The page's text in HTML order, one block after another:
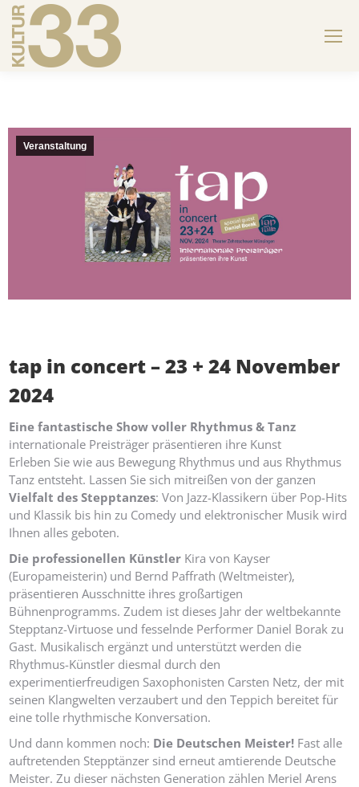
Veranstaltung
tap in concert – 23 + 24 November
2024
Eine fantastische Show voller Rhythmus & Tanz
internationale Preisträger präsentieren ihre Kunst
Erleben Sie wie aus Bewegung Rhythmus und aus Rhythmus
Tanz entsteht. Lassen Sie sich mitreißen von der ganzen
Vielfalt des Stepptanzes: Von Jazz-Klassikern über Pop-Hits
und Klassik bis hin zu Comedy und elektronischer Musik wird
Ihnen alles geboten.
Die professionellen KünstlerKira von Kayser
(Europameisterin) und Bernd Paffrath (Weltmeister),
präsentieren Ausschnitte ihres großartigen
Bühnenprogramms. Zudem ist dieses Jahr der weltbekannte
Stepptanz-Virtuose und fesselnde Performer Daniel Borak zu
Gast. Musikalisch ergänzt und unterstützt werden die
Rhythmus-Künstler diesmal durch den
experimentierfreudigen Saxophonisten Carsten Netz, der mit
seinen Klangwelten verzaubert und den Teppich bereitet für
eine tolle rhythmische Konversation.
Und dann kommen noch: Die Deutschen Meister!Fast alle
auftretenden Stepptänzer sind erneut amtierende Deutsche
Meister. Zu dieser nächsten Generation zählen Meriel Arens